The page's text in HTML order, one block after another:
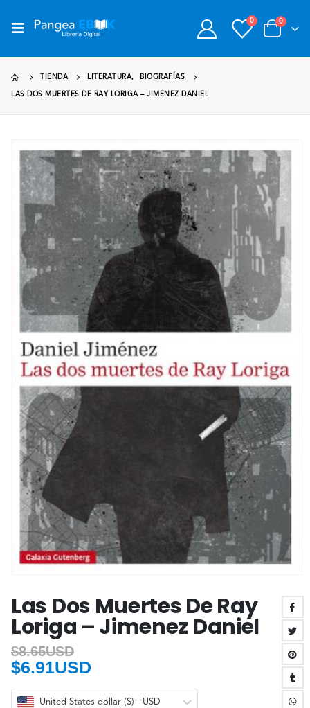
0 0
TIENDA LITERATURA, BIOGRAFÍAS
LAS DOS MUERTES DE RAY LORIGA – JIMENEZ DANIEL
Las Dos Muertes De Ray
Loriga – Jimenez Daniel
$8.65USD
$6.91USD
United States dollar ($) - USD